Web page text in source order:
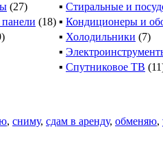
(27) ▪ Стиральные и
(18) ▪ Кондиционеры и
▪ Холодильники (7)
▪
▪ Спутниковое ТВ
, сниму, сдам в аренду, обменяю,